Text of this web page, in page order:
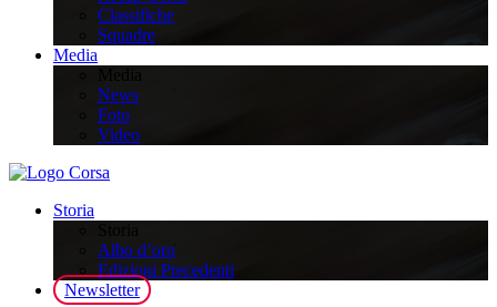
Classifiche
Squadre
Media
News
Foto
Video
Storia
Albo d’oro
Edizioni Precedenti
Newsletter